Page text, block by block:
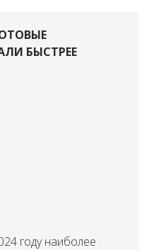
БЫСТРЕЕ
году наиболее